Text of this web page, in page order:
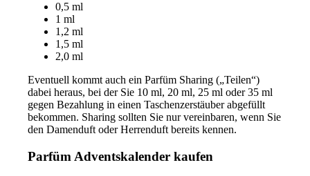
0,5 ml
1 ml
1,2 ml
1,5 ml
2,0 ml
Eventuell kommt auch ein Parfüm Sharing („Teilen“)
dabei heraus, bei der Sie 10 ml, 20 ml, 25 ml oder 35 ml
gegen Bezahlung in einen Taschenzerstäuber abgefüllt
bekommen. Sharing sollten Sie nur vereinbaren, wenn Sie
den Damenduft oder Herrenduft bereits kennen.
Parfüm Adventskalender kaufen